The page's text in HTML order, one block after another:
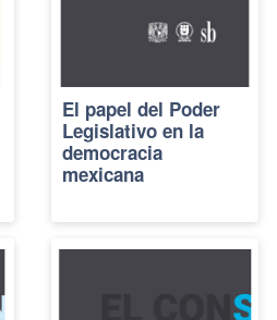
El papel del Poder
Legislativo en la
democracia
mexicana